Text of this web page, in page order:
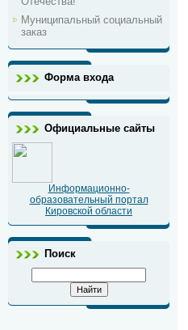
Муниципальный социальный
заказ
Форма входа
Официальные сайты
Информационно-
образовательный портал
Кировской области
Поиск